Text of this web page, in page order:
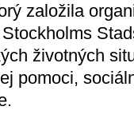
založila
životných
pomoci,